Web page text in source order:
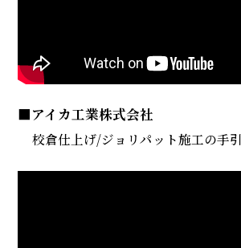
■アイカ工業株式会社
校倉仕上げ/ジョリパット施工の手